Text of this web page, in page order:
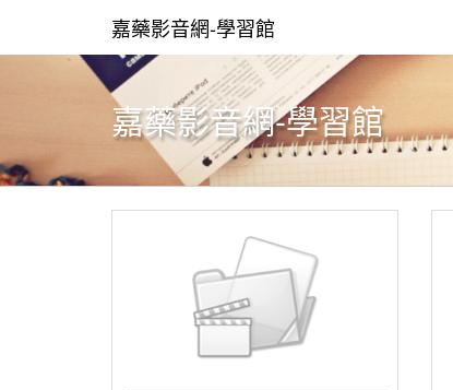
嘉藥影音網-學習館
嘉藥影音網-學習館